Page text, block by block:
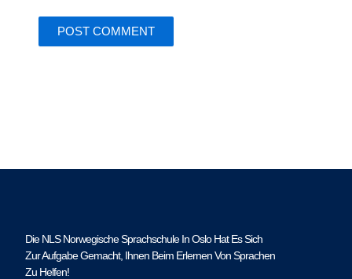
Die NLS Norwegische Sprachschule In Oslo Hat Es Sich
Zur Aufgabe Gemacht, Ihnen Beim Erlernen Von Sprachen
Zu Helfen!